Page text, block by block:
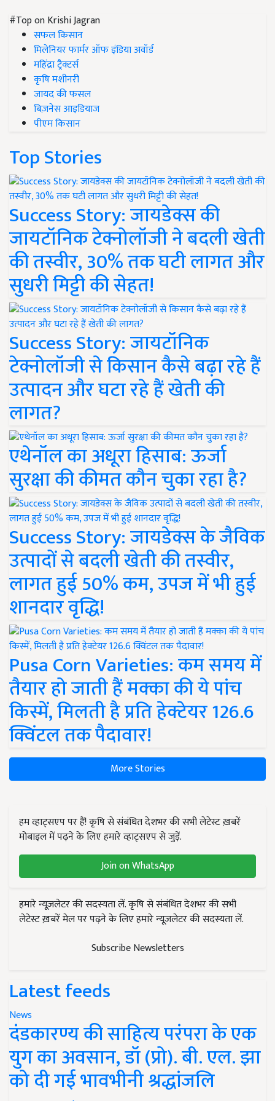
#Top on Krishi Jagran
सफल किसान
मिलेनियर फार्मर ऑफ इंडिया अवॉर्ड
महिंद्रा ट्रैक्टर्स
कृषि मशीनरी
जायद की फसल
बिज़नेस आइडियाज
पीएम किसान
Top Stories
Success Story: जायडेक्स की
जायटॉनिक टेक्नोलॉजी ने बदली खेती
की तस्वीर, 30% तक घटी लागत और
सुधरी मिट्टी की सेहत!
Success Story: जायटॉनिक
टेक्नोलॉजी से किसान कैसे बढ़ा रहे हैं
उत्पादन और घटा रहे हैं खेती की
लागत?
एथेनॉल का अधूरा हिसाब: ऊर्जा
सुरक्षा की कीमत कौन चुका रहा है?
Success Story: जायडेक्स के जैविक
उत्पादों से बदली खेती की तस्वीर,
लागत हुई 50% कम, उपज में भी हुई
शानदार वृद्धि!
Pusa Corn Varieties: कम समय में
तैयार हो जाती हैं मक्का की ये पांच
किस्में, मिलती है प्रति हेक्टेयर 126.6
क्विंटल तक पैदावार!
More Stories
हम व्हाट्सएप पर हैं! कृषि से संबंधित देशभर की सभी लेटेस्ट ख़बरें
मोबाइल में पढ़ने के लिए हमारे व्हाट्सएप से जुड़ें.
Join on WhatsApp
हमारे न्यूज़लेटर की सदस्यता लें. कृषि से संबंधित देशभर की सभी
लेटेस्ट ख़बरें मेल पर पढ़ने के लिए हमारे न्यूज़लेटर की सदस्यता लें.
Subscribe Newsletters
Latest feeds
News
दंडकारण्य की साहित्य परंपरा के एक
युग का अवसान, डॉ (प्रो). बी. एल. झा
को दी गई भावभीनी श्रद्धांजलि